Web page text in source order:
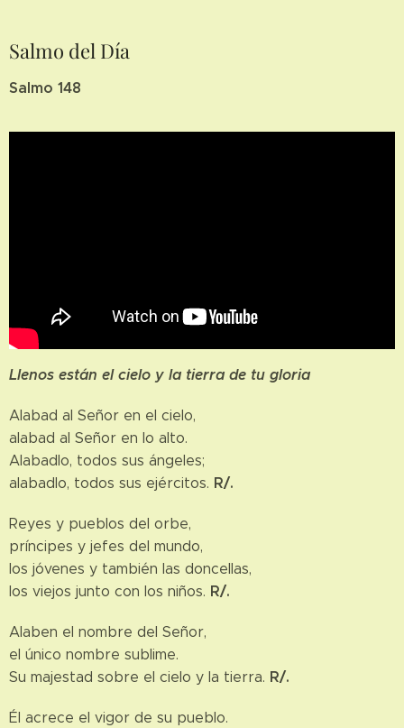
Salmo del Día
Salmo 148
Llenos están el cielo y la tierra de tu gloria
Alabad al Señor en el cielo,
alabad al Señor en lo alto.
Alabadlo, todos sus ángeles;
alabadlo, todos sus ejércitos. R/.
Reyes y pueblos del orbe,
príncipes y jefes del mundo,
los jóvenes y también las doncellas,
los viejos junto con los niños. R/.
Alaben el nombre del Señor,
el único nombre sublime.
Su majestad sobre el cielo y la tierra. R/.
Él acrece el vigor de su pueblo.